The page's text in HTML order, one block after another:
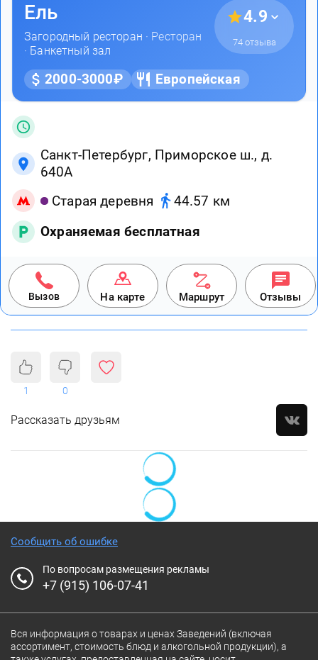
Ель
Загородный ресторан · Ресторан
· Банкетный зал
4.9
74 отзыва
2000-3000₽ Европейская
Санкт-Петербург, Приморское ш., д.
640А
Старая деревня
44.57 км
Охраняемая бесплатная
Вызов На карте Маршрут Отзывы
1 0
Рассказать друзьям
Сообщить об ошибке
По вопросам размещения рекламы
+7 (915) 106-07-41
Вся информация о товарах и ценах Заведений (включая
ассортимент, стоимость блюд и алкогольной продукции), а